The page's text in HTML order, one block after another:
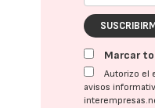
Marcar
Autorizo el
avisos